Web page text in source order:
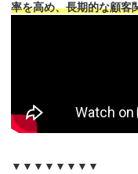
率を高め、長期的な顧客
▼▼▼▼▼▼▼▼